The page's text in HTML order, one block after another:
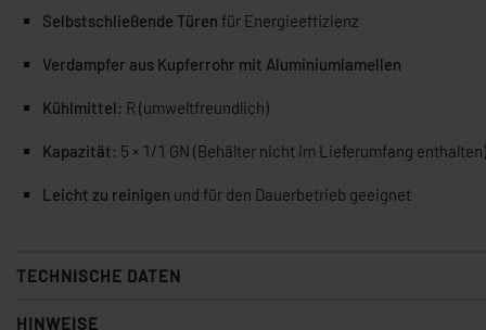
Selbstschließende Türen für Energieeffizienz
Verdampfer aus Kupferrohr mit Aluminiumlamellen
Kühlmittel: R (umweltfreundlich)
Kapazität: 5 × 1/1 GN (Behälter nicht im Lieferumfang enthalten)
Leicht zu reinigen und für den Dauerbetrieb geeignet
TECHNISCHE DATEN
HINWEISE